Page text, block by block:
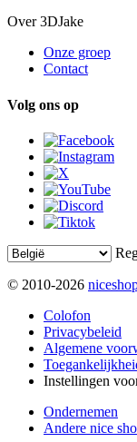
Over 3DJake
Onze groep
Contact
Volg ons op
© 2010-2026
Colofon
Privacybeleid
Algemene
Instellingen
Ondernemen
Andere nice